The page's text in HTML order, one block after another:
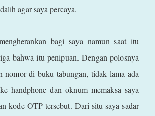
agar saya percaya.
bagi saya namun saat itu
bahwa itu penipuan. Dengan polosnya
nomor di buku tabungan, tidak lama ada
handphone dan oknum memaksa saya
kode OTP tersebut. Dari situ saya sadar